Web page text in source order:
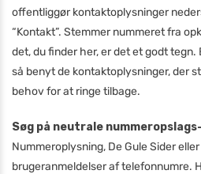
offentliggør kontaktoplysninger
“Kontakt”. Stemmer nummeret fra
det, du finder her, er det et godt tegn.
så benyt de kontakt­oplysninger, der
behov for at ringe tilbage.
Søg på neutrale
Nummeroplysning, De Gule Sider
brugeranmeldelser af telefonnumre.